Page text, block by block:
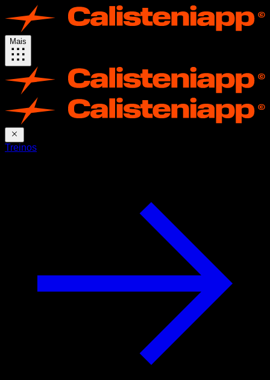
Mais
Treinos